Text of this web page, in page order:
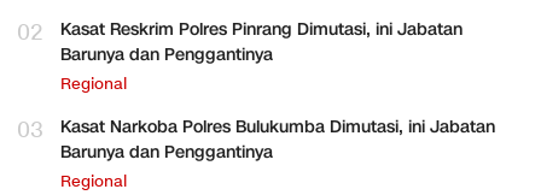
02
Kasat Reskrim Polres Pinrang Dimutasi, ini Jabatan
Barunya dan Penggantinya
Regional
03
Kasat Narkoba Polres Bulukumba Dimutasi, ini Jabatan
Barunya dan Penggantinya
Regional